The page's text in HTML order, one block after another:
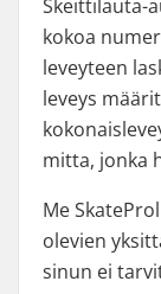
Skeittilauta-
kokoa
leveyteen
leveys
mitta, jonka
Me
olevien
sinun ei